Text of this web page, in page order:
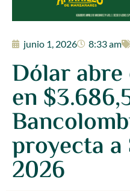
junio 1, 2026 8:33 am
Dólar
en
proyecta
2026